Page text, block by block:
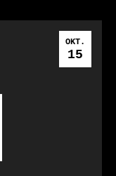
OKT.
15